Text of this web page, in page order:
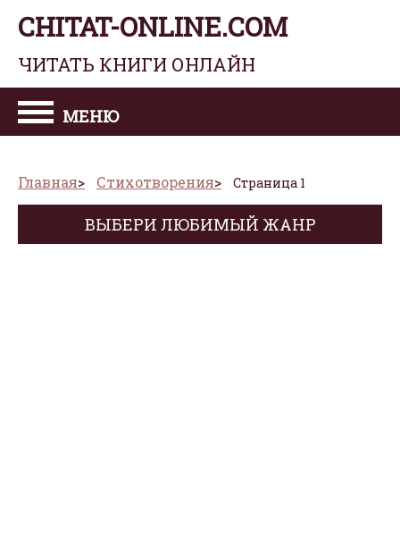
CHITAT-ONLINE.COM
ЧИТАТЬ КНИГИ ОНЛАЙН
МЕНЮ
Главная Стихотворения Страница 1
ВЫБЕРИ ЛЮБИМЫЙ ЖАНР